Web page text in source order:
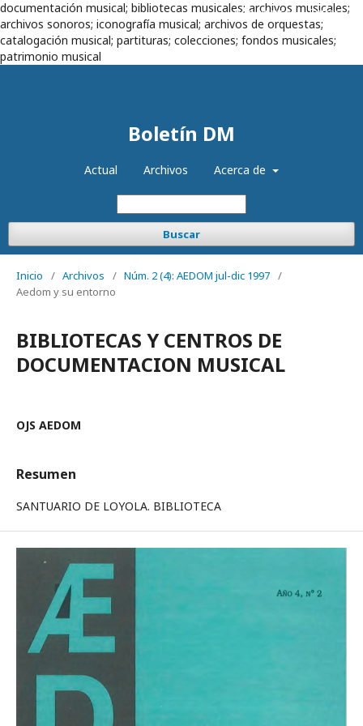
documentación musical; bibliotecas musicales; archivos musicales;
archivos sonoros; iconografía musical; archivos de orquestas;
catalogación musical; partituras; colecciones; fondos musicales;
patrimonio musical
Boletín DM
Actual Archivos Acerca de
Buscar
Registrarse Entrar
Inicio / Archivos / Núm. 2 (4): AEDOM jul-dic 1997 /
Aedom y su entorno
BIBLIOTECAS Y CENTROS DE
DOCUMENTACION MUSICAL
OJS AEDOM
Resumen
SANTUARIO DE LOYOLA. BIBLIOTECA